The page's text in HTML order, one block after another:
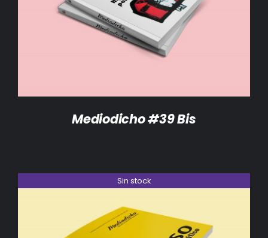
DETALLES
Mediodicho #39 Bis
Sin stock